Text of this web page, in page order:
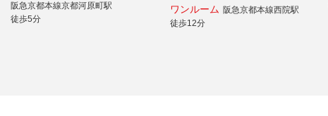
阪急京都本線京都河原町駅
徒歩5分
ワンルーム 阪急京都本線西院駅
徒歩12分